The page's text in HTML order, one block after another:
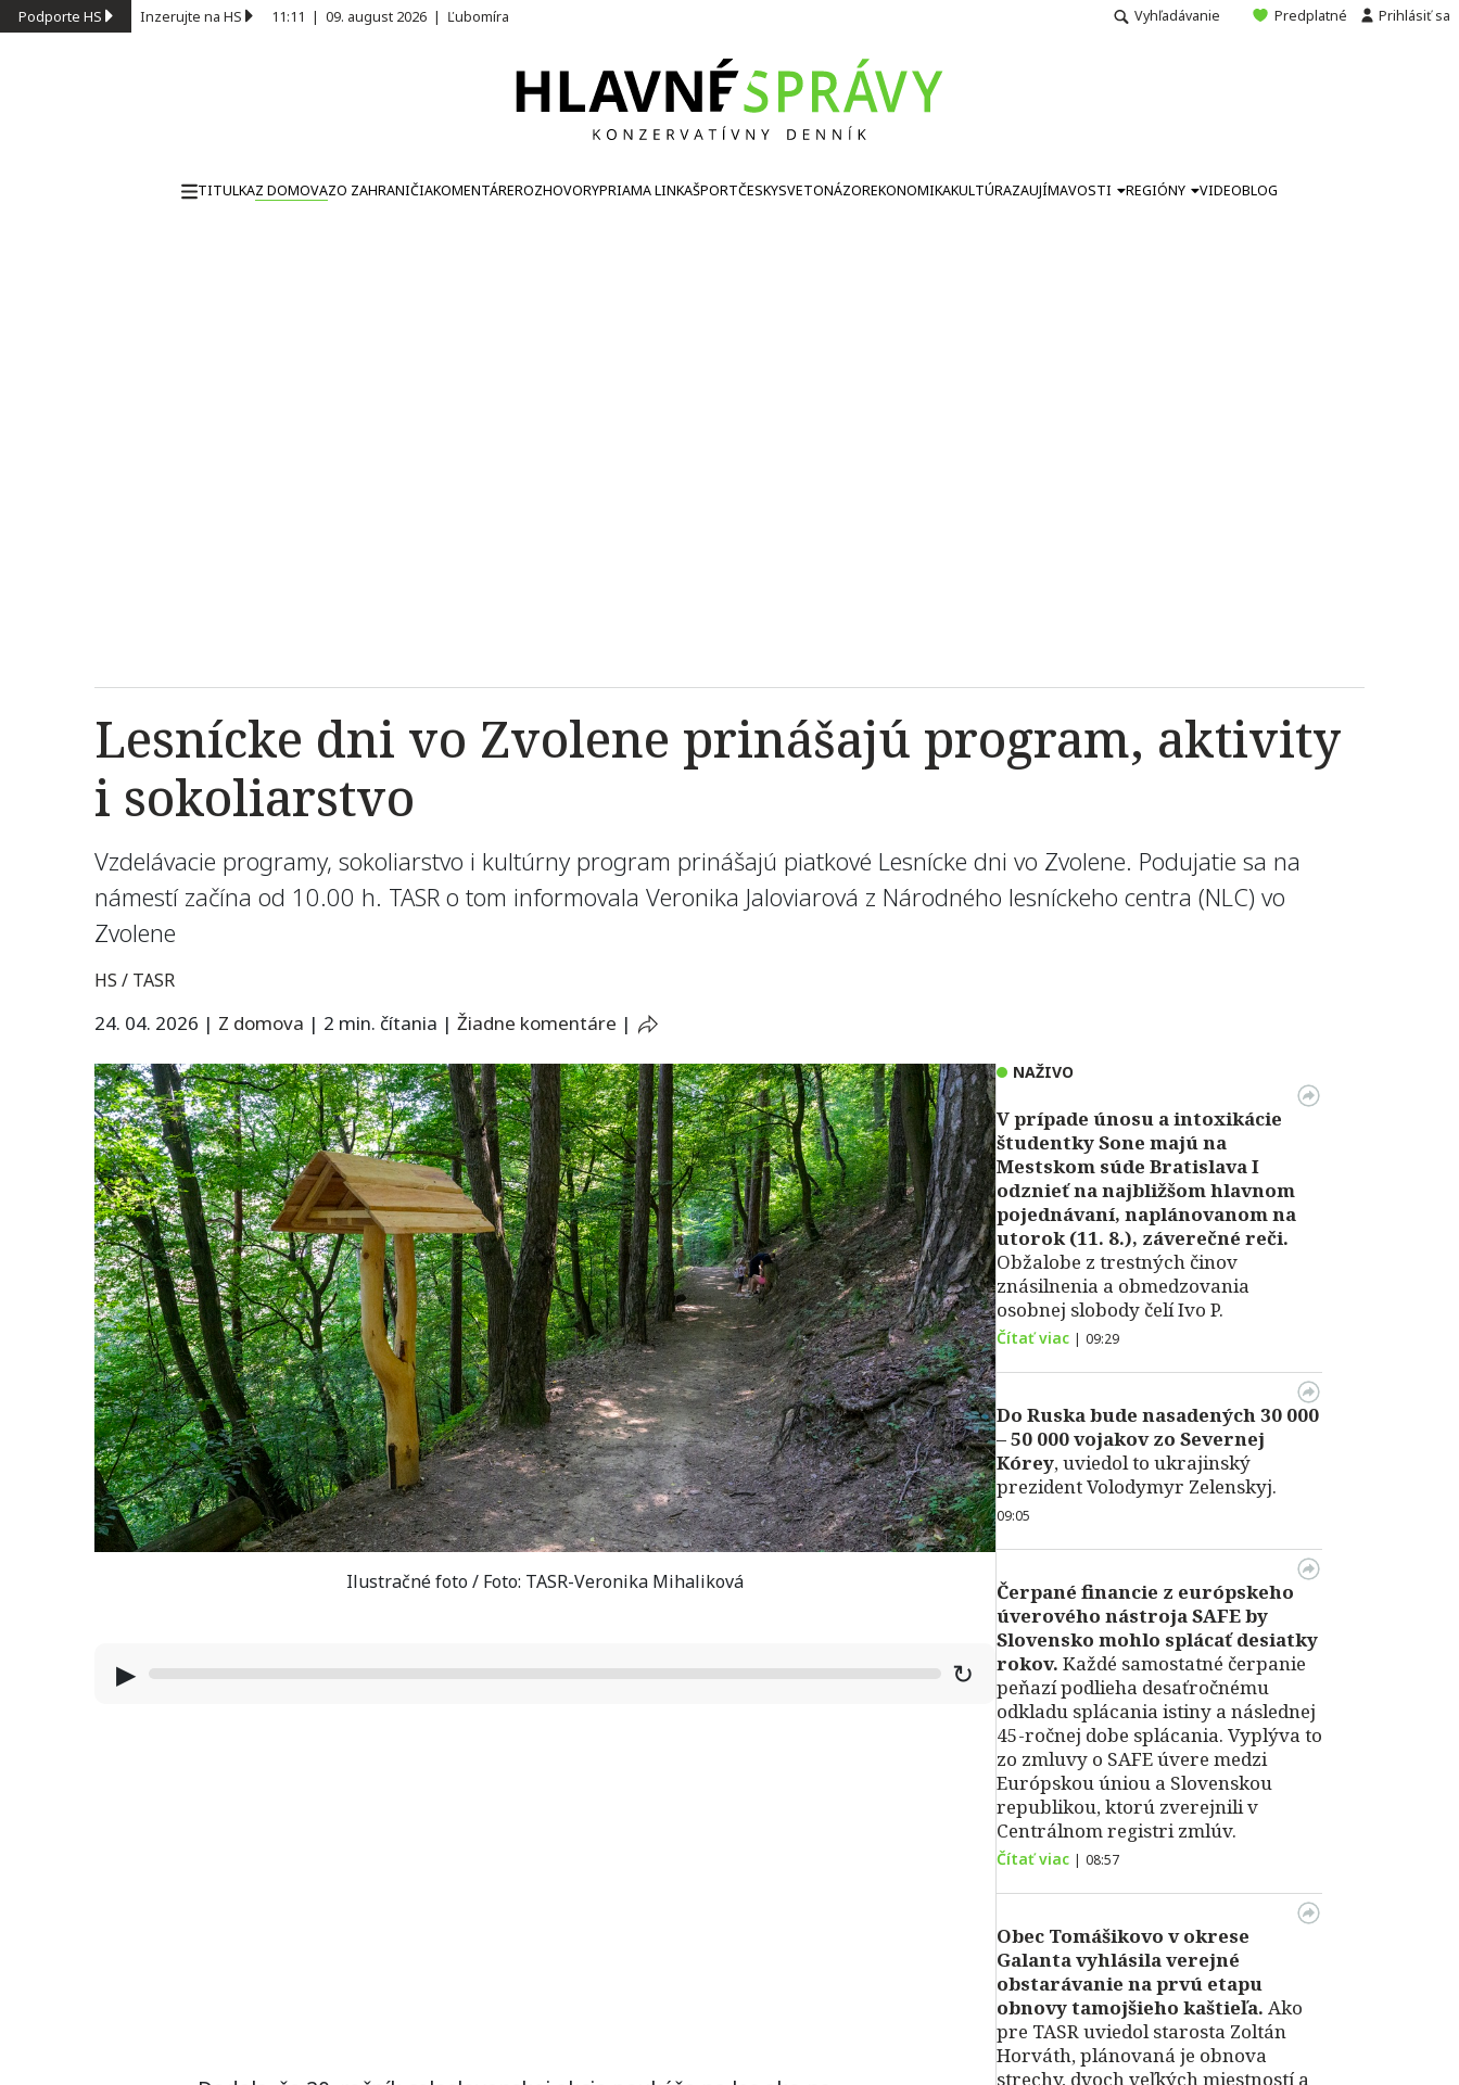
Podporte HS Inzerujte na HS 11:11 | 09. august 2026 | Ľubomíra Vyhľadávanie Predplatné Prihlásiť sa
TITULKAZ DOMOVAZO ZAHRANIČIAKOMENTÁREROZHOVORYPRIAMA LINKAŠPORTČESKYSVETONÁZOREKONOMIKAKULTÚRAZAUJÍMAVOSTI REGIÓNY VIDEOBLOG
Lesnícke dni vo Zvolene prinášajú program, aktivity
i sokoliarstvo
Vzdelávacie programy, sokoliarstvo i kultúrny program prinášajú piatkové Lesnícke dni vo Zvolene. Podujatie sa na
námestí začína od 10.00 h. TASR o tom informovala Veronika Jaloviarová z Národného lesníckeho centra (NLC) vo
Zvolene
HS / TASR
24. 04. 2026 | Z domova | 2 min. čítania | Žiadne komentáre |
Ilustračné foto / Foto: TASR-Veronika Mihaliková
▶ ↻
NAŽIVO
V prípade únosu a intoxikácie
študentky Sone majú na
Mestskom súde Bratislava I
odznieť na najbližšom hlavnom
pojednávaní, naplánovanom na
utorok (11. 8.), záverečné reči.
Obžalobe z trestných činov
znásilnenia a obmedzovania
osobnej slobody čelí Ivo P.
Čítať viac | 09:29
Do Ruska bude nasadených 30 000
– 50 000 vojakov zo Severnej
Kórey, uviedol to ukrajinský
prezident Volodymyr Zelenskyj.
09:05
Čerpané financie z európskeho
úverového nástroja SAFE by
Slovensko mohlo splácať desiatky
rokov. Každé samostatné čerpanie
peňazí podlieha desaťročnému
odkladu splácania istiny a následnej
45-ročnej dobe splácania. Vyplýva to
zo zmluvy o SAFE úvere medzi
Európskou úniou a Slovenskou
republikou, ktorú zverejnili v
Centrálnom registri zmlúv.
Čítať viac | 08:57
Obec Tomášikovo v okrese
Galanta vyhlásila verejné
obstarávanie na prvú etapu
obnovy tamojšieho kaštieľa. Ako
pre TASR uviedol starosta Zoltán
Horváth, plánovaná je obnova
strechy, dvoch veľkých miestností a